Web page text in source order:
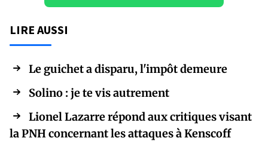
LIRE AUSSI
Le guichet a disparu, l'impôt demeure
Solino : je te vis autrement
Lionel Lazarre répond aux critiques visant
la PNH concernant les attaques à Kenscoff